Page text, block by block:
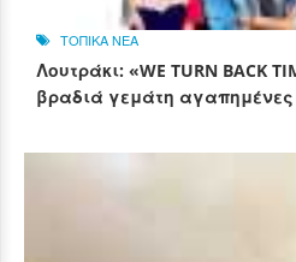
ΤΟΠΙΚΑ ΝΕΑ
Λουτράκι: «WE TURN BACK
βραδιά γεμάτη αγαπημένες